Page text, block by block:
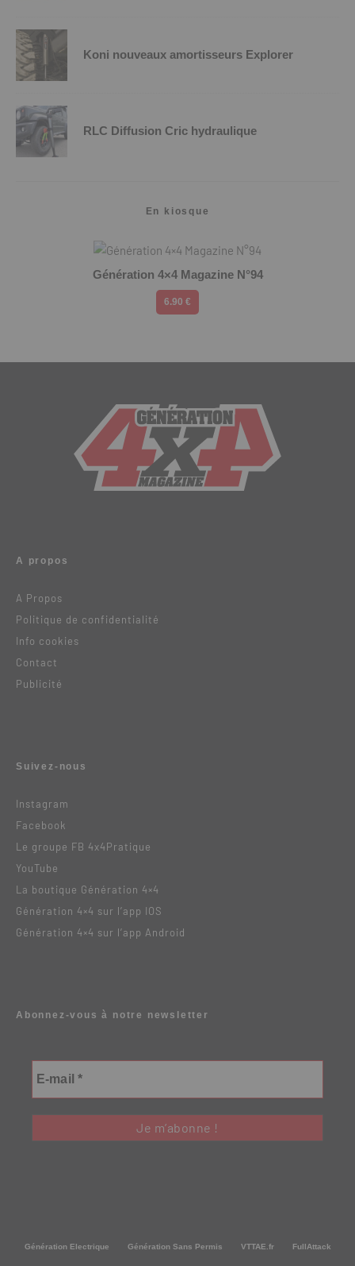
Koni nouveaux amortisseurs Explorer
RLC Diffusion Cric hydraulique
En kiosque
Génération 4×4 Magazine N°94
6.90 €
A propos
A Propos
Politique de confidentialité
Info cookies
Contact
Publicité
Suivez-nous
Instagram
Facebook
Le groupe FB 4x4Pratique
YouTube
La boutique Génération 4×4
Génération 4×4 sur l’app IOS
Génération 4×4 sur l’app Android
Abonnez-vous à notre newsletter
Génération Electrique Génération Sans Permis VTTAE.fr FullAttack